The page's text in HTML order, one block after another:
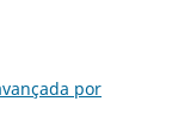
por